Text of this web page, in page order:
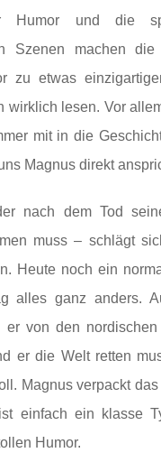
Humor und die
Szenen machen
zu etwas
wirklich lesen. Vor
mit in die
Magnus direkt
nach dem Tod
muss – schlägt
Heute noch ein
alles ganz anders.
er von den
er die Welt retten
Magnus verpackt das
einfach ein klasse
Humor.